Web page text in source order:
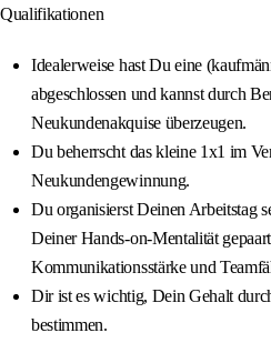
Qualifikationen
Idealerweise hast Du eine
abgeschlossen und kannst durch
Neukundenakquise überzeugen.
Du beherrscht das kleine 1x1 im
Neukundengewinnung.
Du organisierst Deinen Arbeitstag
Deiner Hands-on-Mentalität
Kommunikationsstärke und
Dir ist es wichtig, Dein Gehalt
bestimmen.